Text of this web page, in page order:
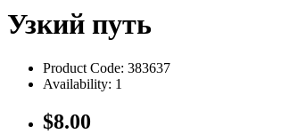
Узкий путь
Product Code: 383637
Availability: 1
$8.00